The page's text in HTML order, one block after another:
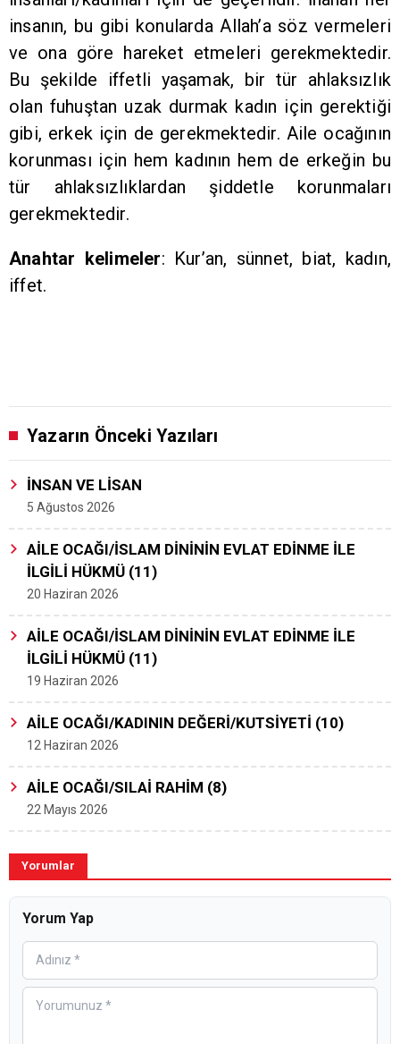
insanın, bu gibi konularda Allah’a söz vermeleri
ve ona göre hareket etmeleri gerekmektedir.
Bu şekilde iffetli yaşamak, bir tür ahlaksızlık
olan fuhuştan uzak durmak kadın için gerektiği
gibi, erkek için de gerekmektedir. Aile ocağının
korunması için hem kadının hem de erkeğin bu
tür ahlaksızlıklardan şiddetle korunmaları
gerekmektedir.
Anahtar kelimeler: Kur’an, sünnet, biat, kadın,
iffet.
Yazarın Önceki Yazıları
İNSAN VE LİSAN
5 Ağustos 2026
AİLE OCAĞI/İSLAM DİNİNİN EVLAT EDİNME İLE
İLGİLİ HÜKMÜ (11)
20 Haziran 2026
AİLE OCAĞI/İSLAM DİNİNİN EVLAT EDİNME İLE
İLGİLİ HÜKMÜ (11)
19 Haziran 2026
AİLE OCAĞI/KADININ DEĞERİ/KUTSİYETİ (10)
12 Haziran 2026
AİLE OCAĞI/SILAİ RAHİM (8)
22 Mayıs 2026
Yorumlar
Yorum Yap